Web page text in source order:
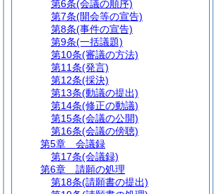
第6条(会議の順序)
第7条(開会等の宣告)
第8条(事件の宣告)
第9条(一括議題)
第10条(審議の方法)
第11条(発言)
第12条(採決)
第13条(動議の提出)
第14条(修正の動議)
第15条(会議の公開)
第16条(会議の傍聴)
第5章
会議録
第17条(会議録)
第6章
請願の処理
第18条(請願書の提出)